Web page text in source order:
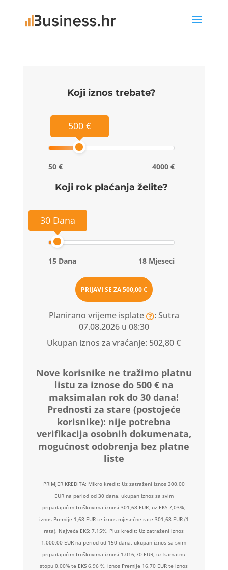
Koji iznos trebate?
500 €
50 € 4000 €
Koji rok plaćanja želite?
30 Dana
15 Dana 18 Mjeseci
PRIJAVI SE ZA500,00 €
Planirano vrijeme isplate
: Sutra
07.08.2026 u 08:30
Ukupan iznos za vraćanje: 502,80 €
Nove korisnike ne tražimo platnu
listu za iznose do 500 € na
maksimalan rok do 30 dana!
Prednosti za stare (postojeće
korisnike): nije potrebna
verifikacija osobnih dokumenata,
mogućnost odobrenja bez platne
liste
PRIMJER KREDITA: Mikro kredit: Uz zatraženi iznos 300,00
EUR na period od 30 dana, ukupan iznos sa svim
pripadajućim troškovima iznosi 301,68 EUR, uz EKS 7,03%,
iznos Premije 1,68 EUR te iznos mjesečne rate 301,68 EUR (1
rata). Najveća EKS: 7,15%, Plus kredit: Uz zatraženi iznos
1.000,00 EUR na period od 150 dana, ukupan iznos sa svim
pripadajućim troškovima iznosi 1.016,70 EUR, uz kamatnu
stopu 0,00% te EKS 6,96 %, iznos Premije 16,70 EUR te iznos